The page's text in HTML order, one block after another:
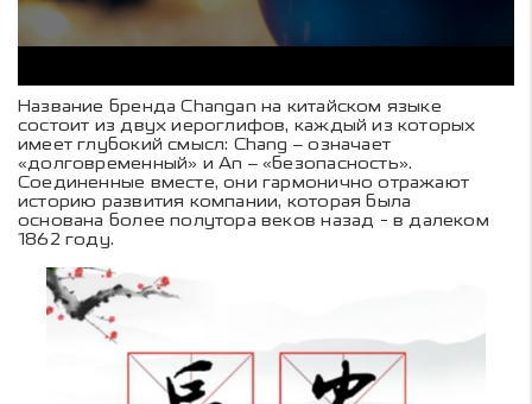
Название бренда Changan на китайском языке
состоит из двух иероглифов, каждый из которых
имеет глубокий смысл: Chang – означает
«долговременный» и An – «безопасность».
Соединенные вместе, они гармонично отражают
историю развития компании, которая была
основана более полутора веков назад - в далеком
1862 году.